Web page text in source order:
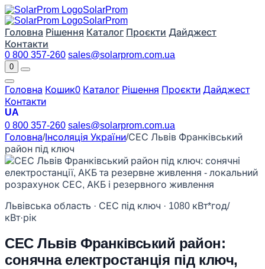
SolarProm
SolarProm
Головна Рішення Каталог Проєкти Дайджест
Контакти
0 800 357-260 sales@solarprom.com.ua
0
Головна Кошик0 Каталог Рішення Проєкти Дайджест
Контакти
UA
0 800 357-260 sales@solarprom.com.ua
Головна/Інсоляція України/СЕС Львів Франківський
район під ключ
Львівська область · СЕС під ключ · 1080 кВт*год/
кВт·рік
СЕС Львів Франківський район:
сонячна електростанція під ключ,